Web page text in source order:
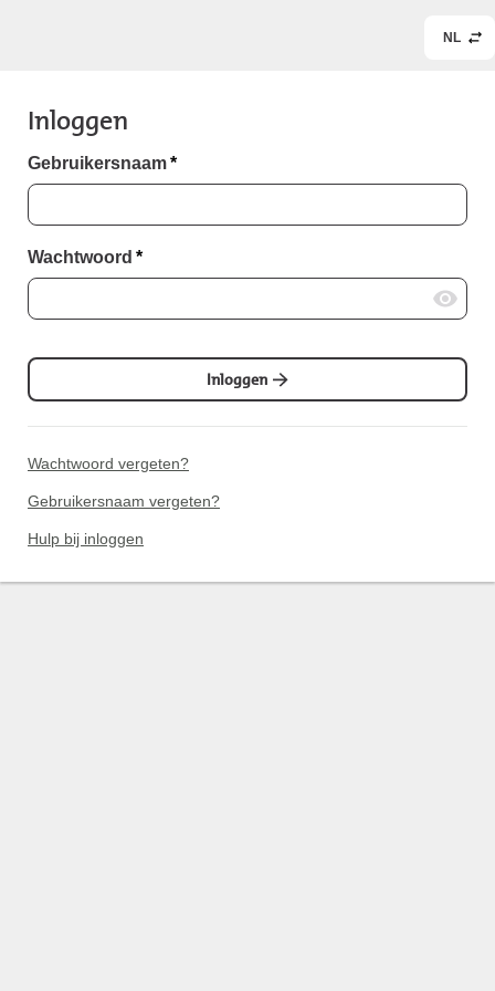
NL
Inloggen
Gebruikersnaam*
Wachtwoord *
Inloggen
Wachtwoord vergeten?
Gebruikersnaam vergeten?
Hulp bij inloggen